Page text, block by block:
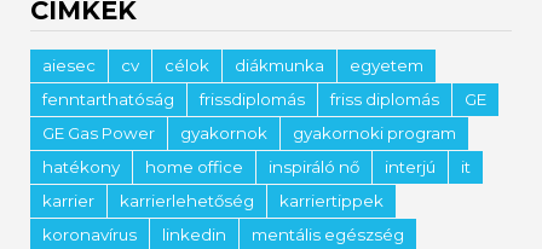
CÍMKÉK
aiesec cv célok diákmunka
egyetem
fenntarthatóság
frissdiplomás friss diplomás
GE
GE Gas Power
gyakornok
gyakornoki program
hatékony
home office inspiráló nő interjú
it
karrier
karrierlehetőség
karriertippek
koronavírus
linkedin
mentális egészség